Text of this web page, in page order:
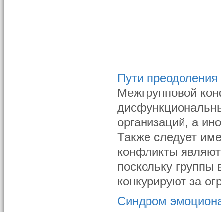
Пути
Межгрупповой
организаций, а
Также следует
конфликты
поскольку
конкурируют за
Синдром